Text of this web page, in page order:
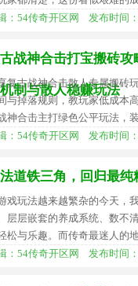
：54传奇开区网 发布时间
战神合击打宝搬砖攻
制与散人稳赚玩法
复古战神合击散人专属搬砖
与掉落规则，教玩家低成本
神合击主打绿色公平玩法，
：54传奇开区网 发布时间
道铁三角，回归最纯
戏玩法越来越繁杂的今天，
层层嵌套的养成系统、数不
松与乐趣。而传奇最迷人的
：54传奇开区网 发布时间